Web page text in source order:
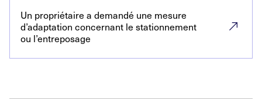
Un propriétaire a demandé une mesure
d’adaptation concernant le stationnement
ou l’entreposage